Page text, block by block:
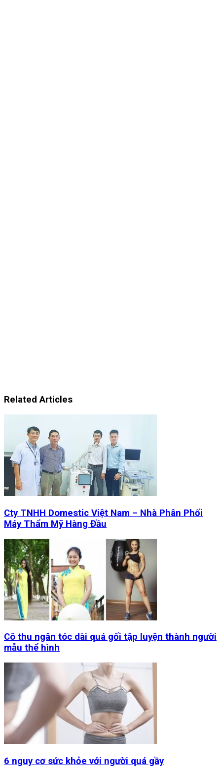
Related Articles
Cty TNHH Domestic Việt Nam – Nhà Phân Phối
Máy Thẩm Mỹ Hàng Đầu
Cô thu ngân tóc dài quá gối tập luyện thành người
mẫu thể hình
6 nguy cơ sức khỏe với người quá gầy